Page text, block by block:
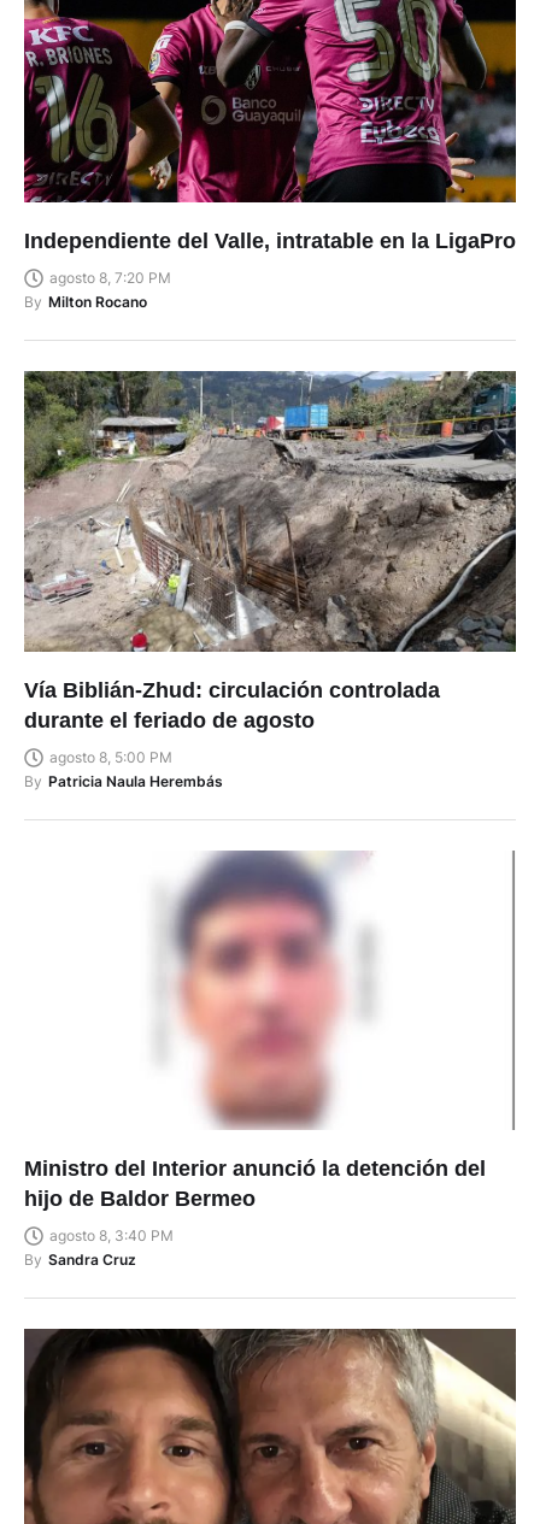
Independiente del Valle, intratable en la LigaPro
agosto 8, 7:20 PM
By Milton Rocano
Vía Biblián-Zhud: circulación controlada
durante el feriado de agosto
agosto 8, 5:00 PM
By Patricia Naula Herembás
Ministro del Interior anunció la detención del
hijo de Baldor Bermeo
agosto 8, 3:40 PM
By Sandra Cruz